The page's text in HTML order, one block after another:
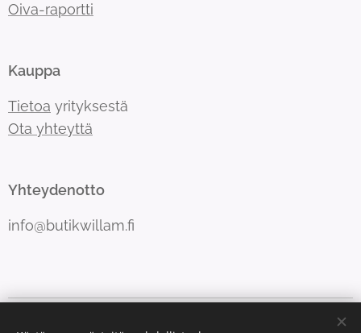
Oiva-raportti
Kauppa
Tietoa yrityksestä
Ota yhteyttä
Yhteydenotto
info@butikwillam.fi